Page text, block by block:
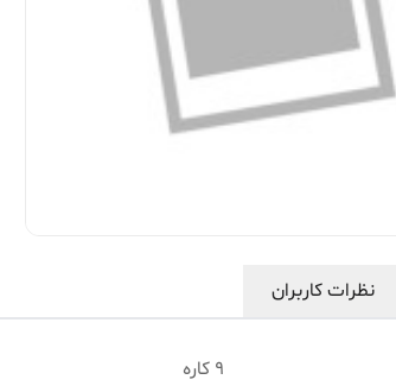
نظرات کاربران
9 کاره